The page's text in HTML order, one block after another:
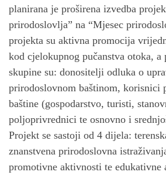
planirana je proširena izvedba
prirodoslovlja” na “Mjesec
projekta su aktivna promocija
kod cjelokupnog pučanstva otoka, a
skupine su: donositelji odluka o
prirodoslovnom baštinom, korisnici
baštine (gospodarstvo, turisti,
poljoprivrednici te osnovno i
Projekt se sastoji od 4 dijela:
znanstvena prirodoslovna
promotivne aktivnosti te edukativne